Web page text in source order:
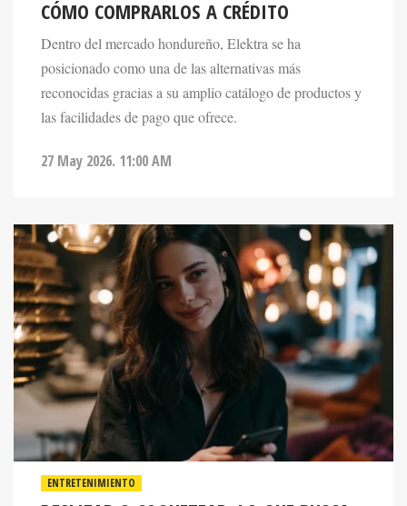
Dentro del mercado hondureño, Elektra se ha
posicionado como una de las alternativas más
reconocidas gracias a su amplio catálogo de productos y
las facilidades de pago que ofrece.
ENTRETENIMIENTO
DESLIZAR O COQUETEAR: LO QUE BUSCA